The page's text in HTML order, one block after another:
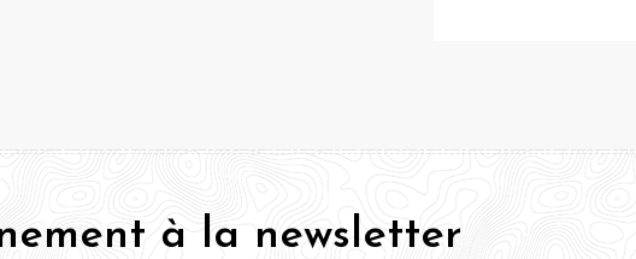
à la newsletter